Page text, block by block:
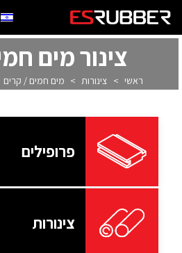
צינור מים
ראשי > צינורות > מים חמים / קרים
פרופילים
צינורות